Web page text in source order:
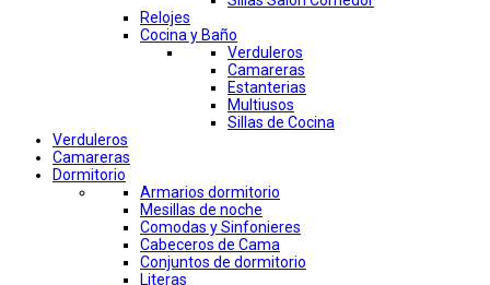
Relojes
Cocina y Baño
Verduleros
Camareras
Estanterias
Multiusos
Sillas de Cocina
Verduleros
Camareras
Dormitorio
Armarios dormitorio
Mesillas de noche
Comodas y Sinfonieres
Cabeceros de Cama
Conjuntos de dormitorio
Literas